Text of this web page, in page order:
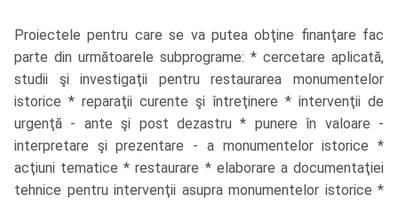
Proiectele pentru care se va putea obţine finanţare fac
parte din următoarele subprograme: * cercetare aplicată,
studii şi investigaţii pentru restaurarea monumentelor
istorice * reparaţii curente şi întreţinere * intervenţii de
urgenţă - ante şi post dezastru * punere în valoare -
interpretare şi prezentare - a monumentelor istorice *
acţiuni tematice * restaurare * elaborare a documentaţiei
tehnice pentru intervenţii asupra monumentelor istorice *